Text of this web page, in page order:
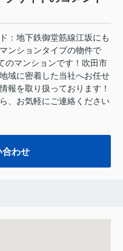
：地下鉄御堂筋線江坂にも
ンションタイプの物件で
のマンションです！吹田市
域に密着した当社へお任せ
報を取り扱っております！
、お気軽にご連絡ください
合わせ